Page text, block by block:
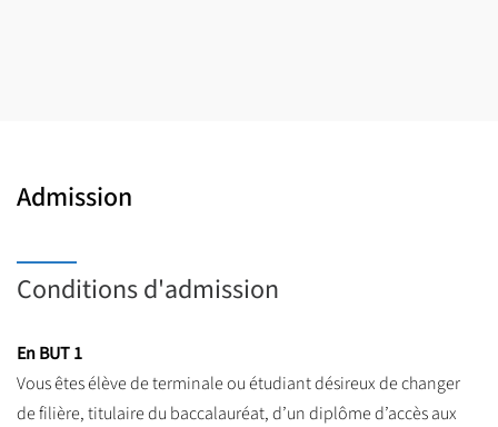
Admission
Conditions d'admission
En BUT 1
Vous êtes élève de terminale ou étudiant désireux de changer
de filière, titulaire du baccalauréat, d’un diplôme d’accès aux